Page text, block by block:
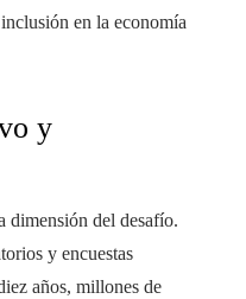
en la economía
y
dimensión del desafío.
y encuestas
años, millones de